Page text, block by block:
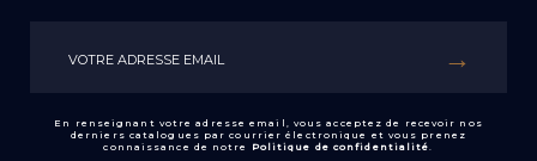
En renseignant votre adresse email, vous acceptez de recevoir nos
derniers catalogues par courrier électronique et vous prenez
connaissance de notre
Politique de confidentialité.